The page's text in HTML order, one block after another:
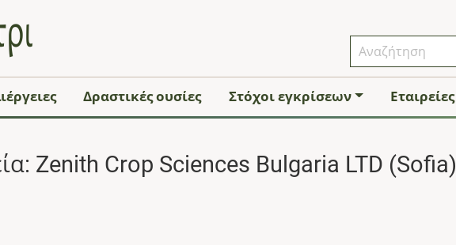
Δραστικές ουσίες Στόχοι εγκρίσεων Εταιρείες
Zenith Crop Sciences Bulgaria LTD (Sofia)